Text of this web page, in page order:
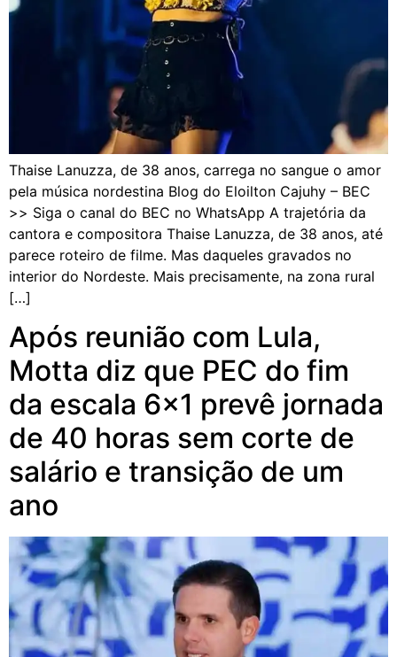
Thaise Lanuzza, de 38 anos, carrega no sangue o amor
pela música nordestina Blog do Eloilton Cajuhy – BEC
>> Siga o canal do BEC no WhatsApp A trajetória da
cantora e compositora Thaise Lanuzza, de 38 anos, até
parece roteiro de filme. Mas daqueles gravados no
interior do Nordeste. Mais precisamente, na zona rural
[…]
Após reunião com Lula,
Motta diz que PEC do fim
da escala 6×1 prevê jornada
de 40 horas sem corte de
salário e transição de um
ano